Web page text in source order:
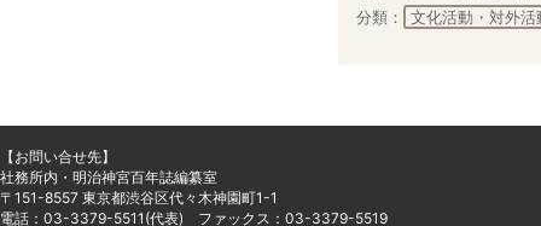
分類：
文化活動・対外活
【お問い合せ先】
社務所内・明治神宮百年誌編纂室
〒151-8557 東京都渋谷区代々木神園町1-1
電話：03-3379-5511(代表) ファックス：03-3379-5519